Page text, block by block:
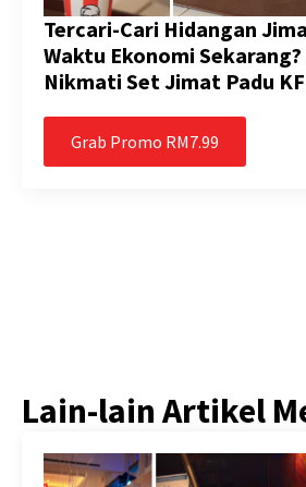
Tercari-Cari Hidangan
Waktu Ekonomi Sekarang?
Nikmati Set Jimat Padu
Grab Promo RM7.99
Lain-lain Artikel